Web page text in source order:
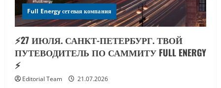
Full Energy сетевая компания
⚡️27 ИЮЛЯ. САНКТ-ПЕТЕРБУРГ. ТВОЙ
ПУТЕВОДИТЕЛЬ ПО САММИТУ FULL ENERGY
⚡️
Editorial Team 21.07.2026